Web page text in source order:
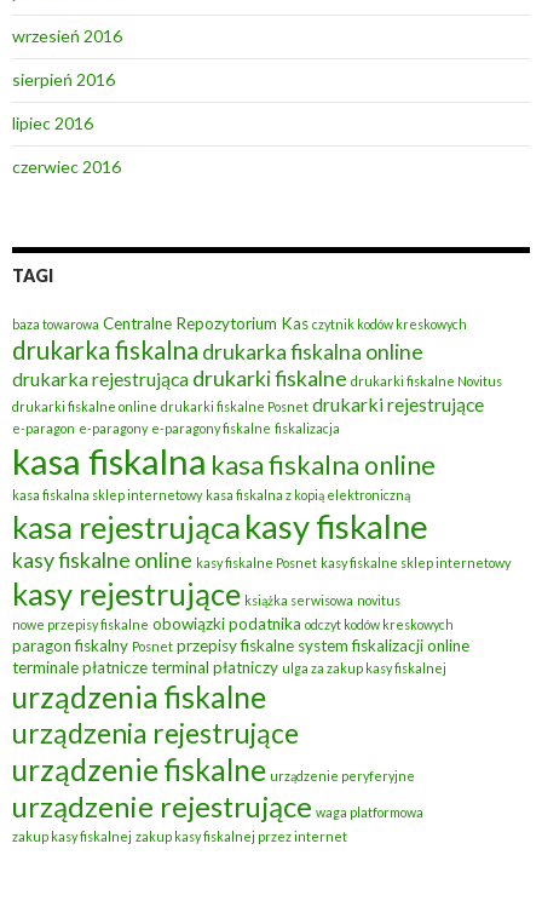
wrzesień 2016
sierpień 2016
lipiec 2016
czerwiec 2016
TAGI
baza towarowa Centralne Repozytorium Kas czytnik kodów kreskowych
drukarka fiskalna drukarka fiskalna online
drukarka rejestrująca drukarki fiskalne drukarki fiskalne Novitus
drukarki fiskalne online drukarki fiskalne Posnet drukarki rejestrujące
e-paragon e-paragony e-paragony fiskalne fiskalizacja
kasa fiskalna kasa fiskalna online
kasa fiskalna sklep internetowy kasa fiskalna z kopią elektroniczną
kasa rejestrująca kasy fiskalne
kasy fiskalne online kasy fiskalne Posnet kasy fiskalne sklep internetowy
kasy rejestrujące książka serwisowa novitus
nowe przepisy fiskalne obowiązki podatnika odczyt kodów kreskowych
paragon fiskalny Posnet przepisy fiskalne system fiskalizacji online
terminale płatniczeterminal płatniczy ulga za zakup kasy fiskalnej
urządzenia fiskalne
urządzenia rejestrujące
urządzenie fiskalne urządzenie peryferyjne
urządzenie rejestrujące waga platformowa
zakup kasy fiskalnej zakup kasy fiskalnej przez internet